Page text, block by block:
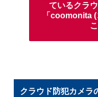
ているクラ
「coomonita
クラウド防犯カメラ